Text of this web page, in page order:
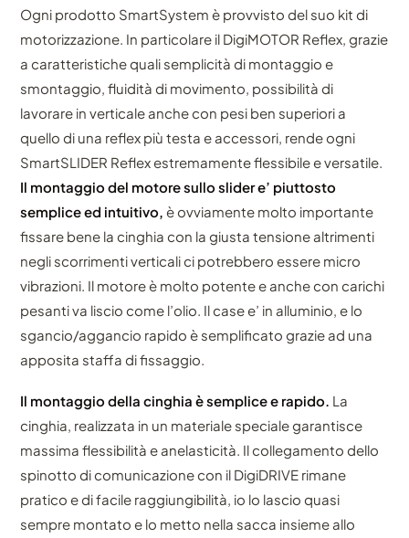
Ogni prodotto SmartSystem è provvisto del suo kit di
motorizzazione. In particolare il DigiMOTOR Reflex, grazie
a caratteristiche quali semplicità di montaggio e
smontaggio, fluidità di movimento, possibilità di
lavorare in verticale anche con pesi ben superiori a
quello di una reflex più testa e accessori, rende ogni
SmartSLIDER Reflex estremamente flessibile e versatile.
Il montaggio del motore sullo slider e’ piuttosto
semplice ed intuitivo, è ovviamente molto importante
fissare bene la cinghia con la giusta tensione altrimenti
negli scorrimenti verticali ci potrebbero essere micro
vibrazioni. Il motore è molto potente e anche con carichi
pesanti va liscio come l’olio. Il case e’ in alluminio, e lo
sgancio/aggancio rapido è semplificato grazie ad una
apposita staffa di fissaggio.
Il montaggio della cinghia è semplice e rapido. La
cinghia, realizzata in un materiale speciale garantisce
massima flessibilità e anelasticità. Il collegamento dello
spinotto di comunicazione con il DigiDRIVE rimane
pratico e di facile raggiungibilità, io lo lascio quasi
sempre montato e lo metto nella sacca insieme allo